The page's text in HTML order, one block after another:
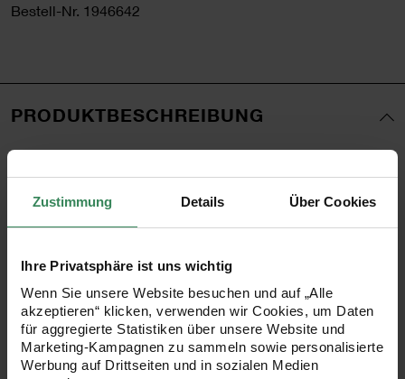
Zustimmung Details Über Cookies
Ihre Privatsphäre ist uns wichtig
Wenn Sie unsere Website besuchen und auf „Alle
akzeptieren“ klicken, verwenden wir Cookies, um Daten
für aggregierte Statistiken über unsere Website und
Marketing-Kampagnen zu sammeln sowie personalisierte
Werbung auf Drittseiten und in sozialen Medien
Bestell-Nr. 1946642
PRODUKTBESCHREIBUNG
Anhänger
jedes Fach kann einzeln geöffnet werden
Maße: 16,6 x 8,8 x 5 cm
Tipp! Box auch mit mehr Fächern erhältlich!